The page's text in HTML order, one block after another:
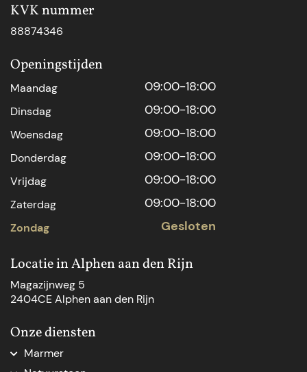
KVK nummer
88874346
Openingstijden
Maandag 09:00-18:00
Dinsdag 09:00-18:00
Woensdag 09:00-18:00
Donderdag 09:00-18:00
Vrijdag 09:00-18:00
Zaterdag 09:00-18:00
Zondag Gesloten
Locatie in Alphen aan den Rijn
Magazijnweg 5
2404CE Alphen aan den Rijn
Onze diensten
Marmer
Marmer aanrechtblad